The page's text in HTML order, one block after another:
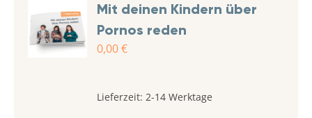
Mit deinen Kindern über
Pornos reden
0,00€
Lieferzeit:2-14 Werktage